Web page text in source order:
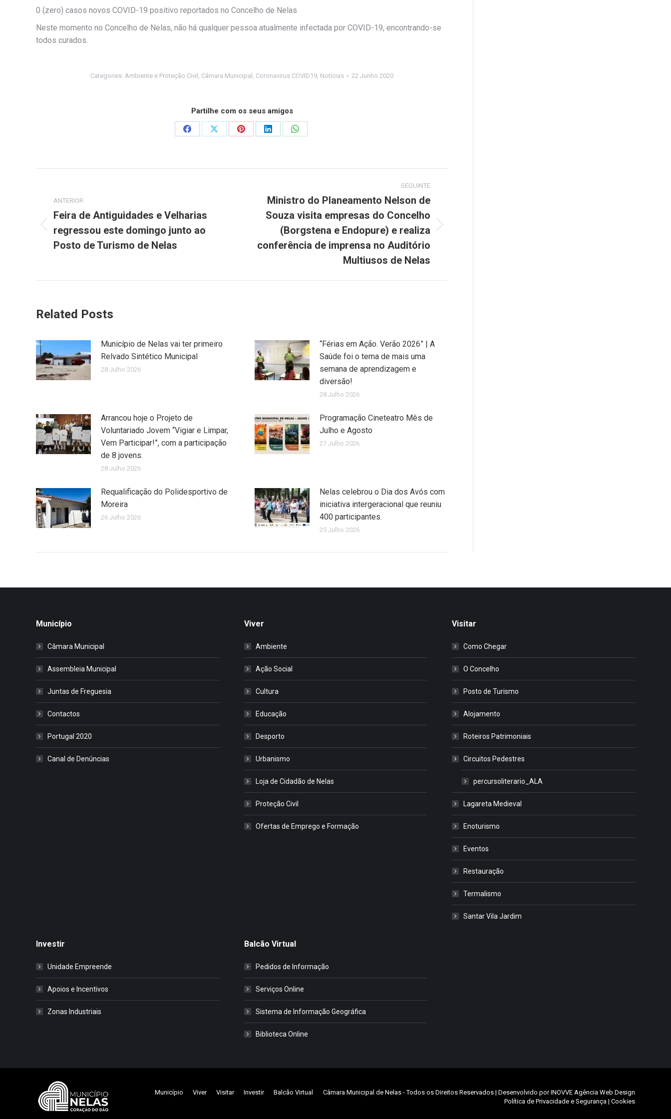
0 (zero) casos novos COVID-19 positivo reportados no Concelho de Nelas
Neste momento no Concelho de Nelas, não há qualquer pessoa atualmente infectada por COVID-19, encontrando-se
todos curados.
Categories: Ambiente e Proteção Civil Câmara Municipal Coronavirus COVID19 Notícias 22 Junho 2020
Partilhe com os seus amigos
Share
Share
Share
Share
Share
navigation
ANTERIOR
Previous
post:
Feira de Antiguidades e Velharias
regressou este domingo junto ao
Posto de Turismo de Nelas
SEGUINTE
post:
Ministro do Planeamento Nelson de
Souza visita empresas do Concelho
(Borgstena e Endopure) e realiza
conferência de imprensa no Auditório
Multiusos de Nelas
Related Posts
Município de Nelas vai ter primeiro
Relvado Sintético Municipal
28 Julho 2026
“Férias em Ação. Verão 2026” | A
Saúde foi o tema de mais uma
semana de aprendizagem e
diversão!
28 Julho 2026
Arrancou hoje o Projeto de
Voluntariado Jovem “Vigiar e Limpar,
Vem Participar!”, com a participação
de 8 jovens.
28 Julho 2026
Programação Cineteatro Mês de
Julho e Agosto
27 Julho 2026
Requalificação do Polidesportivo de
Moreira
26 Julho 2026
Nelas celebrou o Dia dos Avós com
iniciativa intergeracional que reuniu
400 participantes.
25 Julho 2026
Município
Câmara Municipal
Assembleia Municipal
Juntas de Freguesia
Contactos
Portugal 2020
Canal de Denúncias
Viver
Ambiente
Ação Social
Cultura
Educação
Desporto
Urbanismo
Loja de Cidadão de Nelas
Proteção Civil
Ofertas de Emprego e Formação
Visitar
Como Chegar
O Concelho
Posto de Turismo
Alojamento
Roteiros Patrimoniais
Circuitos Pedestres
percursoliterario_ALA
Lagareta Medieval
Enoturismo
Eventos
Restauração
Termalismo
Santar Vila Jardim
Investir
Unidade Empreende
Apoios e Incentivos
Zonas Industriais
Balcão Virtual
Pedidos de Informação
Serviços Online
Sistema de Informação Geográfica
Biblioteca Online
Município Viver Visitar Investir Balcão Virtual Câmara Municipal de Nelas - Todos os Direitos Reservados | Desenvolvido porINOVVE Agência Web Design
Política de Privacidade e Segurança | Cookies